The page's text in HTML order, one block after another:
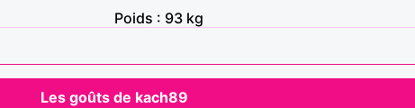
Poids : 93 kg
Les goûts de kach89